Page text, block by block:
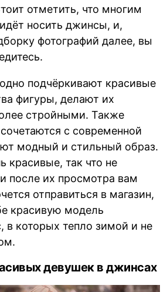
отметить, что многим
носить джинсы, и,
фотографий далее, вы
подчёркивают красивые
фигуры, делают их
стройными. Также
с современной
модный и стильный образ.
красивые, так что не
после их просмотра вам
отправиться в магазин,
красивую модель
в которых тепло зимой и не
девушек в джинсах